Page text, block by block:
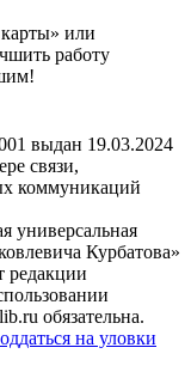
или
работу
выдан 19.03.2024
связи,
коммуникаций
универсальная
Курбатова»
редакции
обязательна.
на уловки